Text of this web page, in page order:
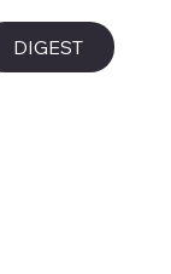
DIGEST